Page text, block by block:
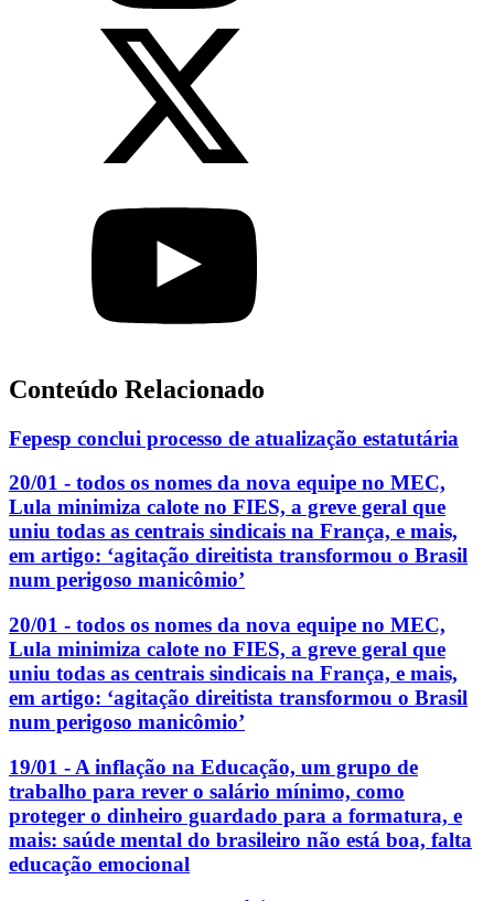
Conteúdo Relacionado
Fepesp conclui processo de atualização estatutária
20/01 - todos os nomes da nova equipe no MEC,
Lula minimiza calote no FIES, a greve geral que
uniu todas as centrais sindicais na França, e mais,
em artigo: ‘agitação direitista transformou o Brasil
num perigoso manicômio’
20/01 - todos os nomes da nova equipe no MEC,
Lula minimiza calote no FIES, a greve geral que
uniu todas as centrais sindicais na França, e mais,
em artigo: ‘agitação direitista transformou o Brasil
num perigoso manicômio’
19/01 - A inflação na Educação, um grupo de
trabalho para rever o salário mínimo, como
proteger o dinheiro guardado para a formatura, e
mais: saúde mental do brasileiro não está boa, falta
educação emocional